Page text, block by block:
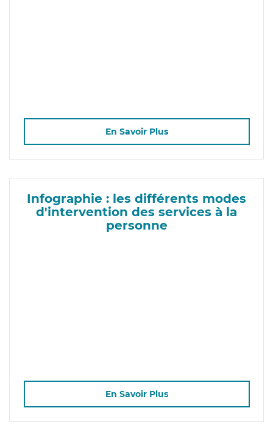
En Savoir Plus
Infographie : les différents modes
d'intervention des services à la
personne
En Savoir Plus